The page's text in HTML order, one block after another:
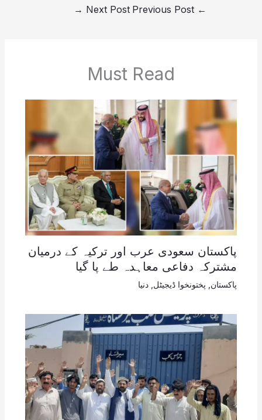
←
Next Post
→
Must Read
پاکستان سعودی عرب اور ترکیہ کے درمیان
مشترکہ دفاعی معاہدہ طے پا گیا
پاکستان پختونخوا ڈیجیٹل دنیا